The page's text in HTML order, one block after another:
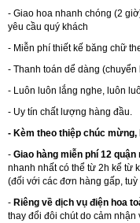
- Giao hoa nhanh chóng (2
yêu cầu quý khách
- Miễn phí thiết kế băng chữ
- Thanh toán dể dàng
- Luôn luôn lắng nghe, luôn
- Uy tín chất lượng hàng đầu.
- Kèm theo thiệp chúc mừng,
- Giao hàng miễn phí 12
nhanh nhất có thể từ 2h kể từ
(đối với các đơn hàng gấp,
- Riêng về dịch vụ điện hoa
thay đổi đôi chút do cảm